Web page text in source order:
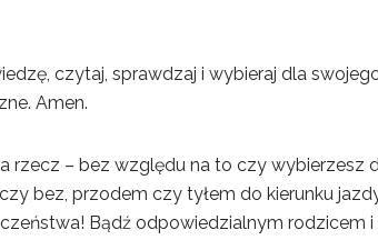
czytaj, sprawdzaj i wybieraj dla
Amen.
rzecz – bez względu na to czy wybierzesz
bez, przodem czy tyłem do kierunku
Bądź odpowiedzialnym rodzicem